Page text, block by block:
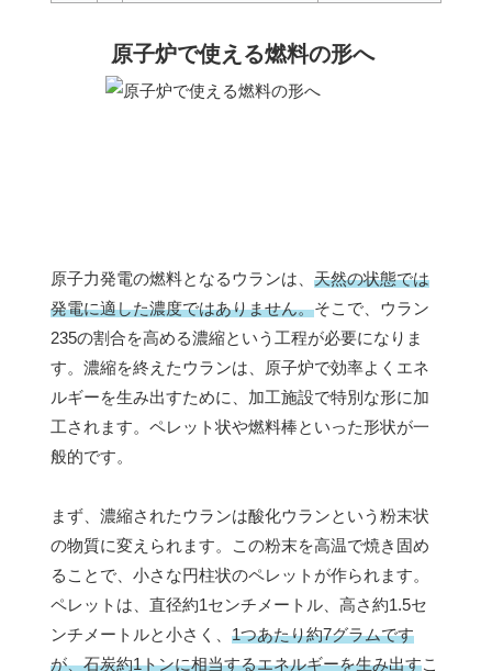
原子炉で使える燃料の形へ
原子力発電の燃料となるウランは、 天然の状態では
発電に適した濃度ではありません。そこで、ウラン
235の割合を高める濃縮という工程が必要になりま
す。濃縮を終えたウランは、原子炉で効率よくエネ
ルギーを生み出すために、加工施設で特別な形に加
工されます。ペレット状や燃料棒といった形状が一
般的です。
まず、濃縮されたウランは酸化ウランという粉末状
の物質に変えられます。この粉末を高温で焼き固め
ることで、小さな円柱状のペレットが作られます。
ペレットは、直径約1センチメートル、高さ約1.5セ
ンチメートルと小さく、 1つあたり約7グラムです
が、石炭約1トンに相当するエネルギーを生み出すこ